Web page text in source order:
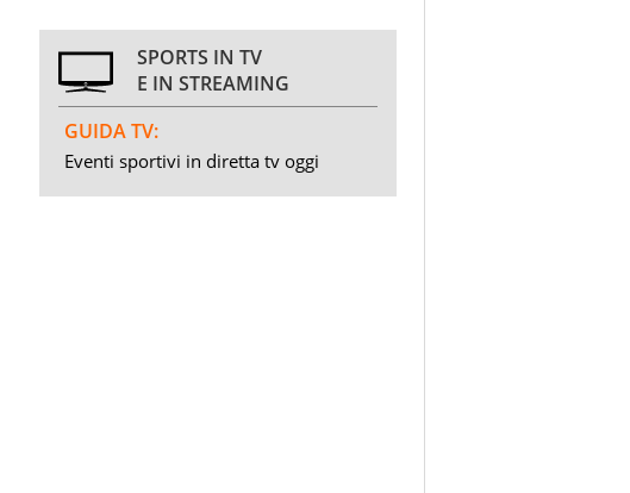
SPORTS IN TV
E IN STREAMING
GUIDA TV:
Eventi sportivi in diretta tv oggi